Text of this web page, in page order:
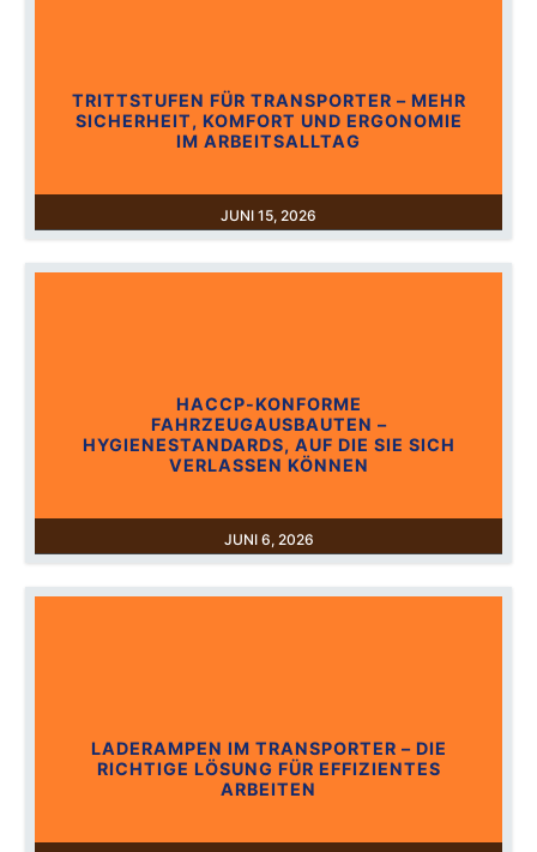
JUNI 15, 2026
TRITTSTUFEN FÜR TRANSPORTER – MEHR
SICHERHEIT, KOMFORT UND ERGONOMIE
IM ARBEITSALLTAG
JUNI 6, 2026
HACCP-KONFORME
FAHRZEUGAUSBAUTEN –
HYGIENESTANDARDS, AUF DIE SIE SICH
VERLASSEN KÖNNEN
LADERAMPEN IM TRANSPORTER – DIE
RICHTIGE LÖSUNG FÜR EFFIZIENTES
ARBEITEN